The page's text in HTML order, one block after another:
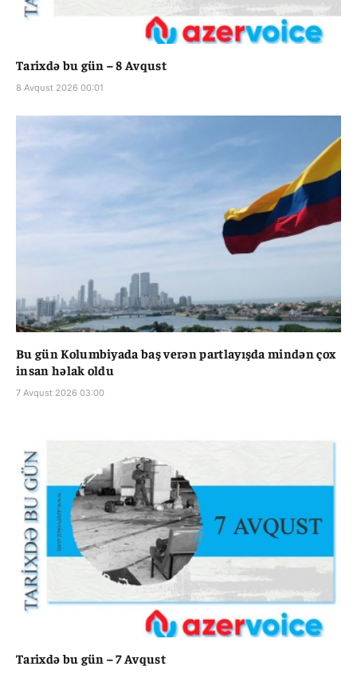
Tarixdə bu gün – 8 Avqust
8 Avqust 2026 00:01
Bu gün Kolumbiyada baş verən partlayışda mindən çox
insan həlak oldu
7 Avqust 2026 03:00
Tarixdə bu gün – 7 Avqust